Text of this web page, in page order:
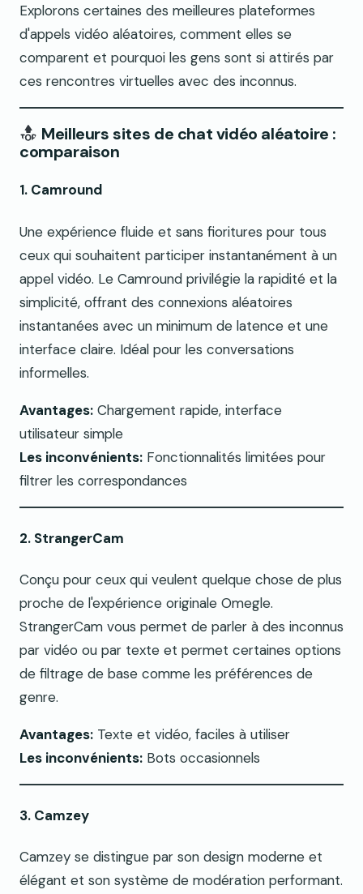
Explorons certaines des meilleures plateformes
d'appels vidéo aléatoires, comment elles se
comparent et pourquoi les gens sont si attirés par
ces rencontres virtuelles avec des inconnus.
Meilleurs sites de chat vidéo aléatoire :
comparaison
1. Camround
Une expérience fluide et sans fioritures pour tous
ceux qui souhaitent participer instantanément à un
appel vidéo. Le Camround privilégie la rapidité et la
simplicité, offrant des connexions aléatoires
instantanées avec un minimum de latence et une
interface claire. Idéal pour les conversations
informelles.
Avantages: Chargement rapide, interface
utilisateur simple
Les inconvénients: Fonctionnalités limitées pour
filtrer les correspondances
2. StrangerCam
Conçu pour ceux qui veulent quelque chose de plus
proche de l'expérience originale Omegle.
StrangerCam vous permet de parler à des inconnus
par vidéo ou par texte et permet certaines options
de filtrage de base comme les préférences de
genre.
Avantages: Texte et vidéo, faciles à utiliser
Les inconvénients: Bots occasionnels
3. Camzey
Camzey se distingue par son design moderne et
élégant et son système de modération performant.